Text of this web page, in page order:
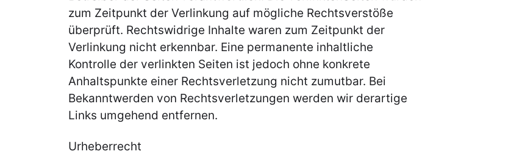
zum Zeitpunkt der Verlinkung auf mögliche Rechtsverstöße
überprüft. Rechtswidrige Inhalte waren zum Zeitpunkt der
Verlinkung nicht erkennbar. Eine permanente inhaltliche
Kontrolle der verlinkten Seiten ist jedoch ohne konkrete
Anhaltspunkte einer Rechtsverletzung nicht zumutbar. Bei
Bekanntwerden von Rechtsverletzungen werden wir derartige
Links umgehend entfernen.
Urheberrecht